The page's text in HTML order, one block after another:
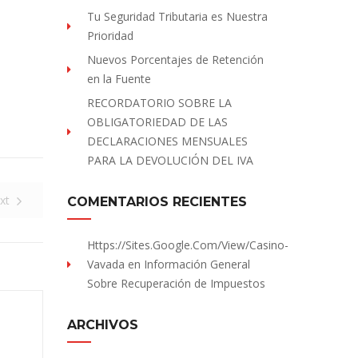
Tu Seguridad Tributaria es Nuestra
Prioridad
Nuevos Porcentajes de Retención
en la Fuente
RECORDATORIO SOBRE LA
OBLIGATORIEDAD DE LAS
DECLARACIONES MENSUALES
PARA LA DEVOLUCIÓN DEL IVA
COMENTARIOS RECIENTES
Https://sites.Google.com/view/Casino-
Vavada en Información General
Sobre Recuperación de Impuestos
ARCHIVOS